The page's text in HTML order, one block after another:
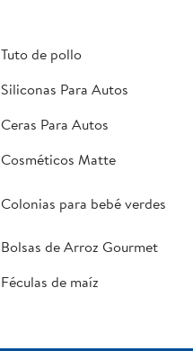
Tuto de pollo
Siliconas Para Autos
Ceras Para Autos
Cosméticos Matte
Colonias para bebé verdes
Bolsas de Arroz Gourmet
Féculas de maíz